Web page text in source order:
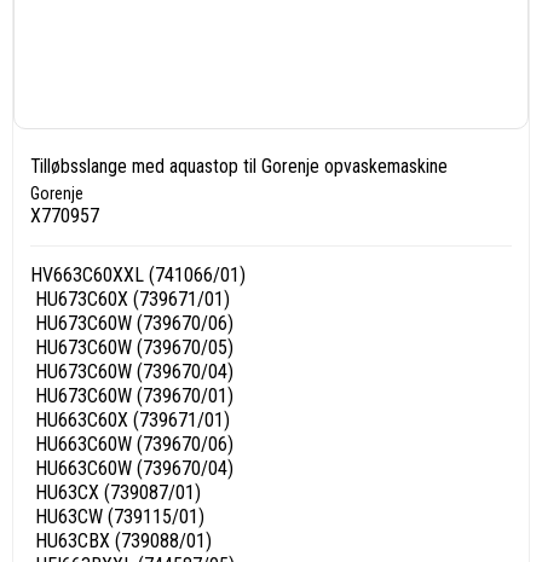
Tilløbsslange med aquastop til Gorenje opvaskemaskine
Gorenje
X770957
HV663C60XXL (741066/01)
HU673C60X (739671/01)
HU673C60W (739670/06)
HU673C60W (739670/05)
HU673C60W (739670/04)
HU673C60W (739670/01)
HU663C60X (739671/01)
HU663C60W (739670/06)
HU663C60W (739670/04)
HU63CX (739087/01)
HU63CW (739115/01)
HU63CBX (739088/01)